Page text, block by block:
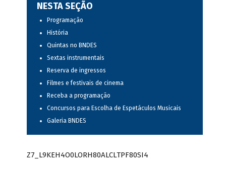
NESTA SEÇÃO
Programação
História
Quintas no BNDES
Sextas instrumentais
Reserva de ingressos
Filmes e festivais de cinema
Receba a programação
Concursos para Escolha de Espetáculos Musicais
Galeria BNDES
Z7_L9KEH4O0LORH80ALCLTPF80SI4